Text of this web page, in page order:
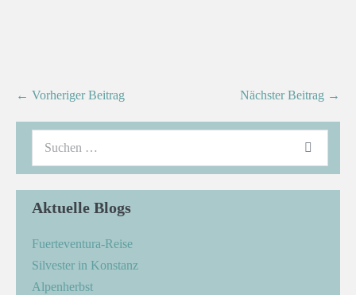
← Vorheriger Beitrag Nächster Beitrag →
Aktuelle Blogs
Fuerteventura-Reise
Silvester in Konstanz
Alpenherbst